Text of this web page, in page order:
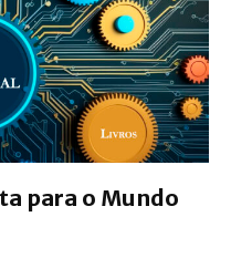
para o Mundo